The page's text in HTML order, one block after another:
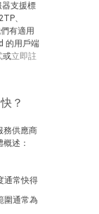
器支援標
、
有適用
的用戶端
或立即註
？
務供應商
述：
通常快得
圍通常為